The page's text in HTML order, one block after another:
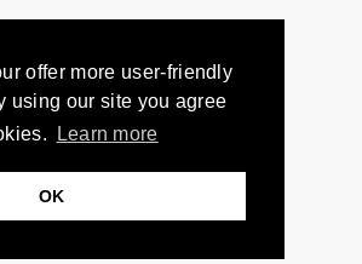
offer more user-friendly
using our site you agree
Learn more
OK